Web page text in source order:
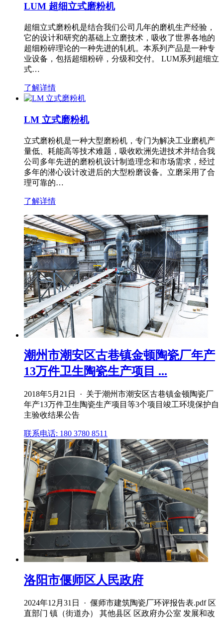
LUM 超细立式磨粉机
超细立式磨粉机是结合我们公司几年的磨机生产经验，
它的设计和研究的基础上立磨技术，吸收了世界各地的
超细粉碎理论的一种先进的轧机。本系列产品是一种专
业设备，包括超细粉碎，分级和交付。 LUM系列超细立
式…
了解详情
LM 立式磨粉机
立式磨粉机是一种大型磨粉机，专门为解决工业磨机产
量低、耗能高等技术难题，吸收欧洲先进技术并结合我
公司多年先进的磨粉机设计制造理念和市场需求，经过
多年的潜心设计改进后的大型粉磨设备。立磨采用了合
理可靠的…
了解详情
潮州市潮安区古巷镇金顿陶瓷厂年产
13万件卫生陶瓷生产项目 ...
2018年5月21日 · 关于潮州市潮安区古巷镇金顿陶瓷厂
年产13万件卫生陶瓷生产项目等3个项目竣工环境保护自
主验收结果公告
联系电话: 180 3780 8511
洛阳市偃师区人民政府
2024年12月31日 · 偃师市建筑陶瓷厂环评报告表.pdf 区
直部门 镇（街道办） 其他县区 区政府办公室 发展和改